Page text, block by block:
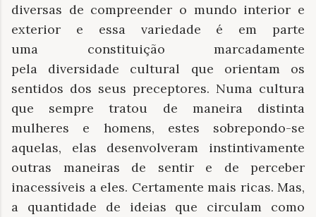
diversas de compreender o mundo interior e
exterior e essa variedade é em parte
uma constituição marcadamente
pela diversidade cultural que orientam os
sentidos dos seus preceptores. Numa cultura
que sempre tratou de maneira distinta
mulheres e homens, estes sobrepondo-se
aquelas, elas desenvolveram instintivamente
outras maneiras de sentir e de perceber
inacessíveis a eles. Certamente mais ricas. Mas,
a quantidade de ideias que circulam como